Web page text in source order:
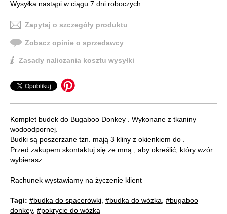
Wysyłka nastąpi w ciągu 7 dni roboczych
Zapytaj o szczegóły produktu
Zobacz opinie o sprzedawcy
Zasady naliczania kosztu wysyłki
Komplet budek do Bugaboo Donkey . Wykonane z tkaniny
wodoodpornej.
Budki są poszerzane tzn. mają 3 kliny z okienkiem do .
Przed zakupem skontaktuj się ze mną , aby określić, który wzór
wybierasz.
Rachunek wystawiamy na życzenie klient
Tagi: #budka do spacerówki, #budka do wózka, #bugaboo
donkey, #pokrycie do wózka